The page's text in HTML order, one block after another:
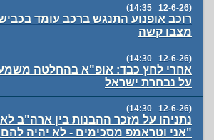
(12-6-26 14:35)
מצבו קשה
(12-6-26 14:30)
אחרי לחץ כבד: אופ"א בהחלטה
על נבחרת ישראל
(12-6-26 14:30)
נתניהו על מזכר ההבנות בין ארה"ב
"אני וטראמפ מסכימים - לא יהיה להם